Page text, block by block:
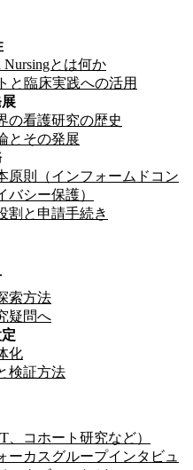
Nursingとは何か
と臨床実践への活用
の看護研究の歴史
とその発展
原則（インフォームドコン
バシー保護）
割と申請手続き
索方法
疑問へ
化
検証方法
、コホート研究など）
ーカスグループインタビュ